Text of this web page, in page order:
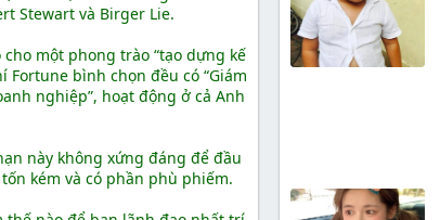
Stewart và Birger Lie.
một phong trào “tạo dựng kế
Fortune bình chọn đều có “Giám
nghiệp”, hoạt động ở cả Anh
này không xứng đáng để đầu
kém và có phần phù phiếm.